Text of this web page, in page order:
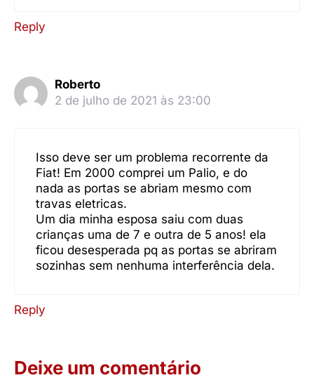
Reply
Roberto
2 de julho de 2021 às 23:00
Isso deve ser um problema recorrente da
Fiat! Em 2000 comprei um Palio, e do
nada as portas se abriam mesmo com
travas eletricas.
Um dia minha esposa saiu com duas
crianças uma de 7 e outra de 5 anos! ela
ficou desesperada pq as portas se abriram
sozinhas sem nenhuma interferência dela.
Reply
Deixe um comentário